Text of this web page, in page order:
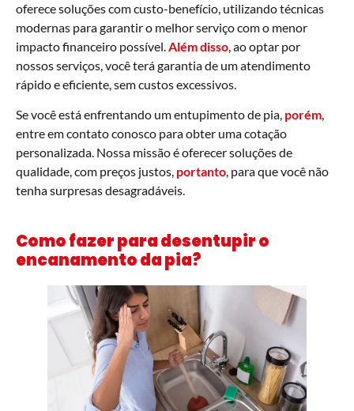
oferece soluções com custo-benefício, utilizando técnicas
modernas para garantir o melhor serviço com o menor
impacto financeiro possível.Além disso, ao optar por
nossos serviços, você terá garantia de um atendimento
rápido e eficiente, sem custos excessivos.
Se você está enfrentando um entupimento de pia, porém,
entre em contato conosco para obter uma cotação
personalizada. Nossa missão é oferecer soluções de
qualidade, com preços justos, portanto, para que você não
tenha surpresas desagradáveis.
Como fazer para desentupir o
encanamento da pia?